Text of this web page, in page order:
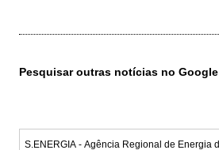
Pesquisar outras notícias no Google